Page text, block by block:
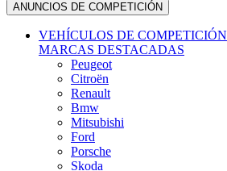
ANUNCIOS DE COMPETICIÓN
VEHÍCULOS DE COMPETICIÓN
MARCAS DESTACADAS
Peugeot
Citroën
Renault
Bmw
Mitsubishi
Ford
Porsche
Skoda